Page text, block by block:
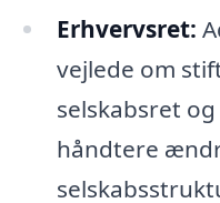
Erhvervsret:
vejlede om
selskabsret
håndtere